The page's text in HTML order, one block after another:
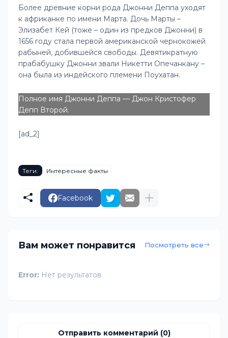
Более древние корни рода Джонни Деппа уходят
к африканке по имени Марта. Дочь Марты –
Элизабет Кей (тоже – один из предков Джонни) в
1656 году стала первой американской чернокожей
рабыней, добившейся свободы. Девятикратную
прабабушку Джонни звали Никетти Опечанкану –
она была из индейского племени Поухатан.
Полное имя Джонни Деппа — Джон Кристофер
Депп Второй.
[ad_2]
Теги: Интересные факты
Facebook
Вам может понравится Посмотреть все
Error: Нет результатов.
Отправить комментарий (0)